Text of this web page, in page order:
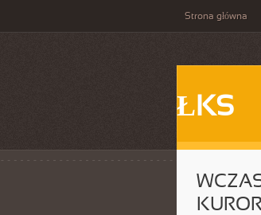
Strona główna
ŁKS